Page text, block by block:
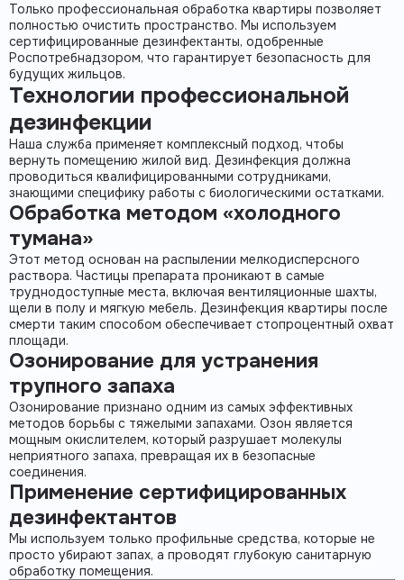
Только профессиональная обработка квартиры позволяет
полностью очистить пространство. Мы используем
сертифицированные дезинфектанты, одобренные
Роспотребнадзором, что гарантирует безопасность для
будущих жильцов.
Технологии профессиональной
дезинфекции
Наша служба применяет комплексный подход, чтобы
вернуть помещению жилой вид. Дезинфекция должна
проводиться квалифицированными сотрудниками,
знающими специфику работы с биологическими остатками.
Обработка методом «холодного
тумана»
Этот метод основан на распылении мелкодисперсного
раствора. Частицы препарата проникают в самые
труднодоступные места, включая вентиляционные шахты,
щели в полу и мягкую мебель. Дезинфекция квартиры после
смерти таким способом обеспечивает стопроцентный охват
площади.
Озонирование для устранения
трупного запаха
Озонирование признано одним из самых эффективных
методов борьбы с тяжелыми запахами. Озон является
мощным окислителем, который разрушает молекулы
неприятного запаха, превращая их в безопасные
соединения.
Применение сертифицированных
дезинфектантов
Мы используем только профильные средства, которые не
просто убирают запах, а проводят глубокую санитарную
обработку помещения.